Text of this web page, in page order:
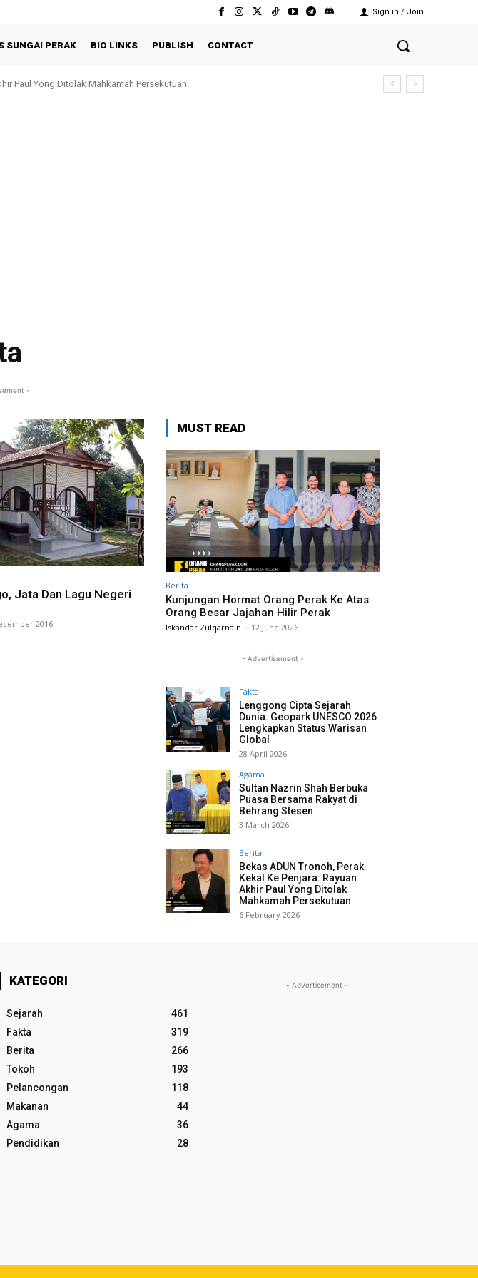
Sign in / Join
SUNGAI PERAK BIO LINKS PUBLISH CONTACT
Paul Yong Ditolak Mahkamah Persekutuan
-
Jata Dan Lagu Negeri
2016
MUST READ
Berita
Kunjungan Hormat Orang Perak Ke Atas
Orang Besar Jajahan Hilir Perak
Iskandar Zulqarnain - 12 June 2026
- Advertisement -
Fakta
Lenggong Cipta Sejarah
Dunia: Geopark UNESCO 2026
Lengkapkan Status Warisan
Global
28 April 2026
Agama
Sultan Nazrin Shah Berbuka
Puasa Bersama Rakyat di
Behrang Stesen
3 March 2026
Berita
Bekas ADUN Tronoh, Perak
Kekal Ke Penjara: Rayuan
Akhir Paul Yong Ditolak
Mahkamah Persekutuan
6 February 2026
KATEGORI
Sejarah
461
Fakta
319
Berita
266
Tokoh
193
Pelancongan
118
Makanan
44
Agama
36
Pendidikan
28
- Advertisement -